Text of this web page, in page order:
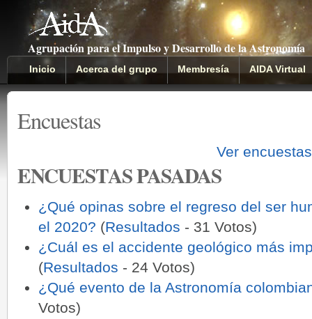
Agrupación para el Impulso y Desarrollo de la Astronomía
Inicio Acerca del grupo Membresía AIDA Virtual
Encuestas
Ver encuestas
ENCUESTAS PASADAS
¿Qué opinas sobre el regreso del ser
el 2020? (Resultados - 31 Votos)
¿Cuál es el accidente geológico más
(Resultados - 24 Votos)
¿Qué evento de la Astronomía
Votos)